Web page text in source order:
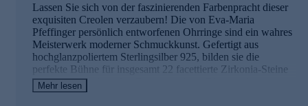
Lassen Sie sich von der faszinierenden Farbenpracht dieser
exquisiten Creolen verzaubern! Die von Eva-Maria
Pfeffinger persönlich entworfenen Ohrringe sind ein wahres
Meisterwerk moderner Schmuckkunst. Gefertigt aus
hochglanzpoliertem Sterlingsilber 925, bilden sie die
perfekte Bühne für insgesamt 22 facettierte Zirkonia-Steine
in einem bezaubernden Farbenspiel aus Blau- und
Grüntönen. Die kunstvoll arrangierten Steine in
Mehr lesen